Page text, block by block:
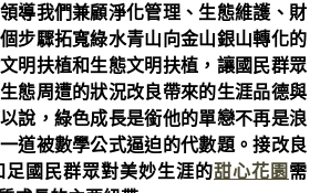
導我們兼顧淨化管理、生態維護、財
步驟拓寬綠水青山向金山銀山轉化的
明扶植和生態文明扶植，讓國民群眾
態周遭的狀況改良帶來的生涯品德與
說，綠色成長是銜他的單戀不再是浪
道被數學公式逼迫的代數題。接改良
國民群眾對美妙生涯的甜心花園 需